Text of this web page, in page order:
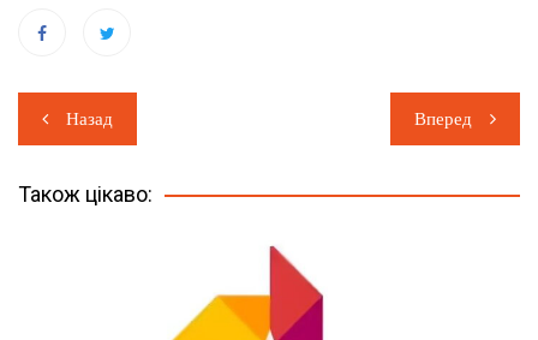
Навігація
записів
Назад Вперед
Також цікаво: